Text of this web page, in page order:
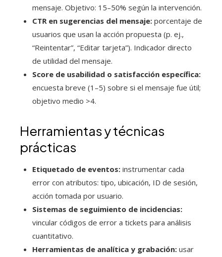
mensaje. Objetivo: 15–50% según la intervención.
CTR en sugerencias del mensaje: porcentaje de
usuarios que usan la acción propuesta (p. ej.,
“Reintentar”, “Editar tarjeta”). Indicador directo
de utilidad del mensaje.
Score de usabilidad o satisfacción específica:
encuesta breve (1–5) sobre si el mensaje fue útil;
objetivo medio >4.
Herramientas y técnicas
prácticas
Etiquetado de eventos: instrumentar cada
error con atributos: tipo, ubicación, ID de sesión,
acción tomada por usuario.
Sistemas de seguimiento de incidencias:
vincular códigos de error a tickets para análisis
cuantitativo.
Herramientas de analítica y grabación: usar